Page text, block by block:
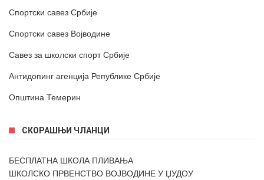
Спортски савез Србије
Спортски савез Војводине
Савез за школски спорт Србије
Антидопинг агенција Републике Србије
Општина Темерин
СКОРАШЊИ ЧЛАНЦИ
БЕСПЛАТНА ШКОЛА ПЛИВАЊА
ШКОЛСКО ПРВЕНСТВО ВОЈВОДИНЕ У ЏУДОУ